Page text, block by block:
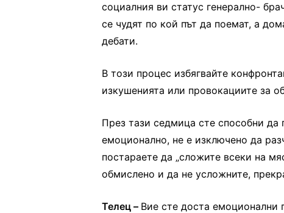
социалния ви статус генерално-
се чудят по кой път да поемат, а
дебати.
В този процес избягвайте
изкушенията или провокациите за
През тази седмица сте способни да
емоционално, не е изключено да
постараете да „сложите всеки на
обмислено и да не усложните,
Телец – Вие сте доста емоционални